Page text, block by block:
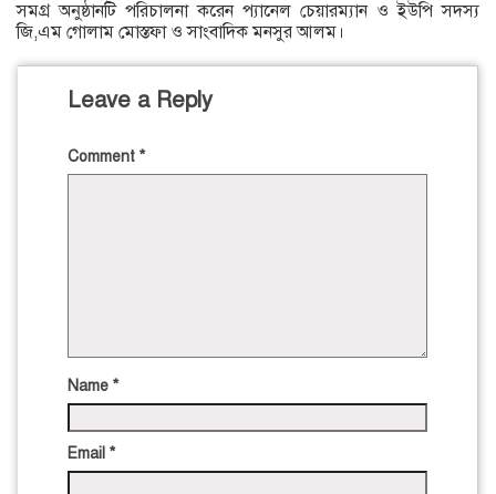
সমগ্র অনুষ্ঠানটি পরিচালনা করেন প্যানেল চেয়ারম্যান ও ইউপি সদস্য
জি,এম গোলাম মোস্তফা ও সাংবাদিক মনসুর আলম।
Leave a Reply
Comment *
Name *
Email *